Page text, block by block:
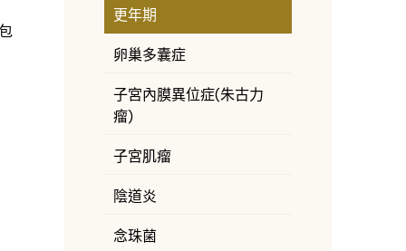
更年期
卵巢多囊症
子宮內膜異位症(朱古力
瘤)
子宮肌瘤
陰道炎
念珠菌